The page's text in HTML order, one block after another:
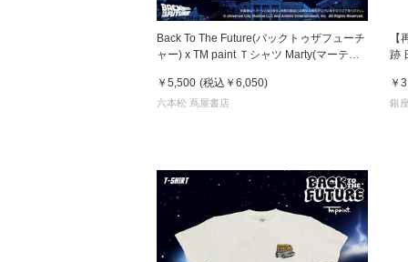
Back To The Future(バックトゥザフューチ
ャー) x TM paint Ｔシャツ Marty(マーティ)
￥5,500 (税込 ￥6,050)
六本松 蔦屋書店
跡
￥
銀